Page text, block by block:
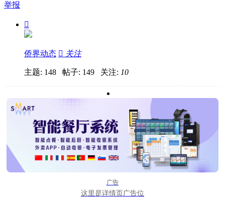
举报

侨界动态  关注
主题: 148 帖子: 149 关注: 10
广告
这里是详情页广告位